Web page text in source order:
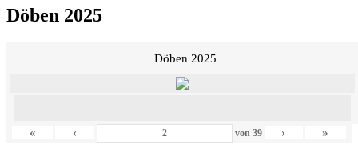
Döben 2025
Döben 2025
« ‹ von 39 › »